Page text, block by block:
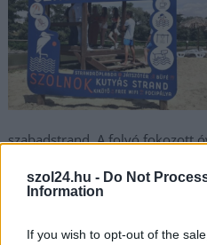
szol24.hu - Do Not
Information
If you wish to opt-out of the
szabadstrand. A folyó fokozott
partszakaszt mindenki csak
biztonsági előírások szigorú